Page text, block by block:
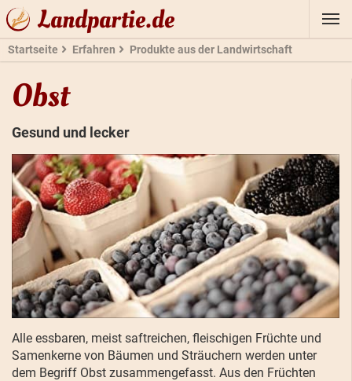
Landpartie.de
Startseite Erfahren Produkte aus der Landwirtschaft
Obst
Gesund und lecker
Alle essbaren, meist saftreichen, fleischigen Früchte und
Samenkerne von Bäumen und Sträuchern werden unter
dem Begriff Obst zusammengefasst. Aus den Früchten